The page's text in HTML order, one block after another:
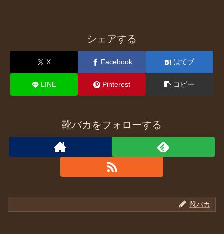
シェアする
X Facebook はてブ
LINE Pinterest コピー
靴バカをフォローする
靴バカ